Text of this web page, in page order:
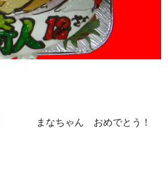
まなちゃん おめでとう！